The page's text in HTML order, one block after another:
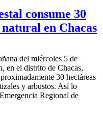
consume 30
en Chacas
del miércoles 5 de
en el distrito de Chacas,
30 hectáreas
y arbustos. Así lo
Regional de